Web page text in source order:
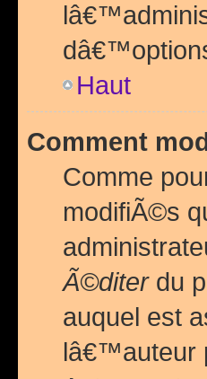
Haut
Comment
Comme
modifiÃ©s
Ã©diterdu
auquel est
lâ€™auteur